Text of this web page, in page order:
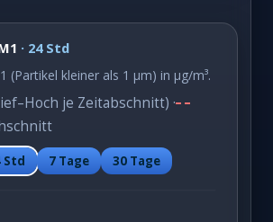
· 24 Std
(Partikel kleiner als 1 µm) in µg/m³.
je Zeitabschnitt) ·
Std 7 Tage 30 Tage